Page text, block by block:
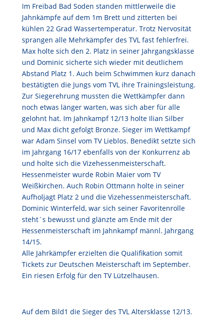
Im Freibad Bad Soden standen mittlerweile die
Jahnkämpfe auf dem 1m Brett und zitterten bei
kühlen 22 Grad Wassertemperatur. Trotz Nervosität
sprangen alle Mehrkämpfer des TVL fast fehlerfrei.
Max holte sich den 2. Platz in seiner Jahrgangsklasse
und Dominic sicherte sich wieder mit deutlichem
Abstand Platz 1. Auch beim Schwimmen kurz danach
bestätigten die Jungs vom TVL ihre Trainingsleistung.
Zur Siegerehrung mussten die Wettkämpfer dann
noch etwas länger warten, was sich aber für alle
gelohnt hat. Im Jahnkampf 12/13 holte Ilian Silber
und Max dicht gefolgt Bronze. Sieger im Wettkampf
war Adam Sinsel vom TV Lieblos. Benedikt setzte sich
im Jahrgang 16/17 ebenfalls von der Konkurrenz ab
und holte sich die Vizehessenmeisterschaft.
Hessenmeister wurde Robin Maier vom TV
Weißkirchen. Auch Robin Ottmann holte in seiner
Aufholjagt Platz 2 und die Vizehessenmeisterschaft.
Dominic Winterfeld, war sich seiner Favoritenrolle
steht´s bewusst und glänzte am Ende mit der
Hessenmeisterschaft im Jahnkampf männl. Jahrgang
14/15.
Alle Jahrkämpfer erzielten die Qualifikation somit
Tickets zur Deutschen Meisterschaft im September.
Ein riesen Erfolg für den TV Lützelhausen.
Auf dem Bild1 die Sieger des TVL Altersklasse 12/13.